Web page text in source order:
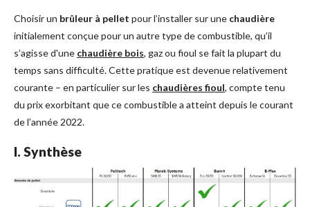
Choisir un brûleur à pellet pour l’installer sur une chaudière
initialement conçue pour un autre type de combustible, qu’il
s’agisse d'une chaudière bois, gaz ou fioul se fait la plupart du
temps sans difficulté. Cette pratique est devenue relativement
courante – en particulier sur les chaudières fioul, compte tenu
du prix exorbitant que ce combustible a atteint depuis le courant
de l’année 2022.
I. Synthèse